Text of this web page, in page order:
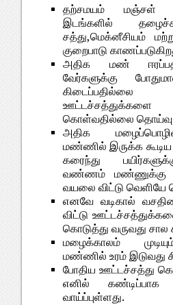
தற்சமயம் மஞ்சள்
இடங்களில்
சத்து,மெக்னீசியம்
குறைபாடு
அதிக மண்
வேர்களுக்கு
கொள்வதில்லை தொய்வு
அதிக
மண்ணில் இருக்க
கரைந்து
வண்ணம் மண்ணுக்கு
வயலை விட்டு வெளியே
எனவே வடிகால்
விட்டு
கொடுத்து வருவது சால
மழைக்காலம்
மண்ணில் உரம் இடுவது
போதிய ஊட்டச்சத்து
எனில்
வாய்ப்புள்ளது.